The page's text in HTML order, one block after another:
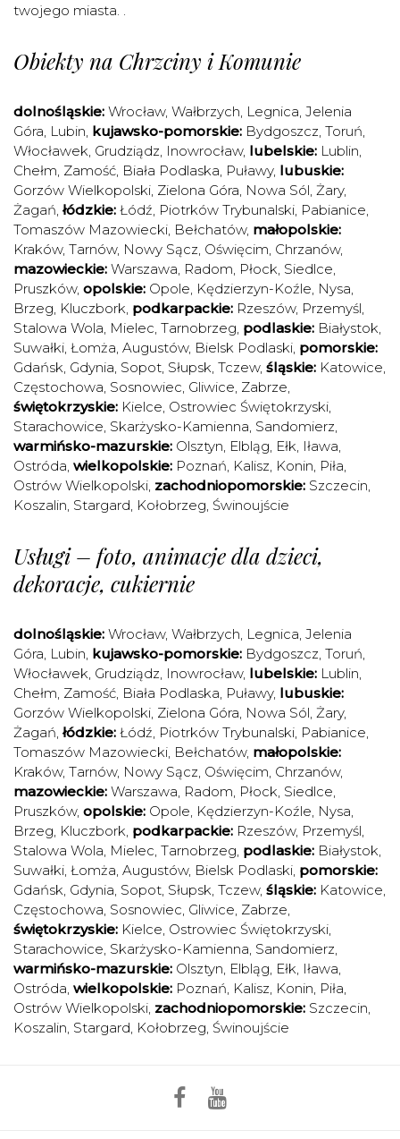
twojego miasta. .
Obiekty na Chrzciny i Komunie
dolnośląskie: Wrocław, Wałbrzych, Legnica, Jelenia
Góra, Lubin, kujawsko-pomorskie: Bydgoszcz, Toruń,
Włocławek, Grudziądz, Inowrocław, lubelskie: Lublin,
Chełm, Zamość, Biała Podlaska, Puławy, lubuskie:
Gorzów Wielkopolski, Zielona Góra, Nowa Sól, Żary,
Żagań, łódzkie: Łódź, Piotrków Trybunalski, Pabianice,
Tomaszów Mazowiecki, Bełchatów, małopolskie:
Kraków, Tarnów, Nowy Sącz, Oświęcim, Chrzanów,
mazowieckie: Warszawa, Radom, Płock, Siedlce,
Pruszków, opolskie: Opole, Kędzierzyn-Koźle, Nysa,
Brzeg, Kluczbork, podkarpackie: Rzeszów, Przemyśl,
Stalowa Wola, Mielec, Tarnobrzeg, podlaskie: Białystok,
Suwałki, Łomża, Augustów, Bielsk Podlaski, pomorskie:
Gdańsk, Gdynia, Sopot, Słupsk, Tczew, śląskie: Katowice,
Częstochowa, Sosnowiec, Gliwice, Zabrze,
świętokrzyskie: Kielce, Ostrowiec Świętokrzyski,
Starachowice, Skarżysko-Kamienna, Sandomierz,
warmińsko-mazurskie: Olsztyn, Elbląg, Ełk, Iława,
Ostróda, wielkopolskie: Poznań, Kalisz, Konin, Piła,
Ostrów Wielkopolski, zachodniopomorskie: Szczecin,
Koszalin, Stargard, Kołobrzeg, Świnoujście
Usługi – foto, animacje dla dzieci,
dekoracje, cukiernie
dolnośląskie: Wrocław, Wałbrzych, Legnica, Jelenia
Góra, Lubin, kujawsko-pomorskie: Bydgoszcz, Toruń,
Włocławek, Grudziądz, Inowrocław, lubelskie: Lublin,
Chełm, Zamość, Biała Podlaska, Puławy, lubuskie:
Gorzów Wielkopolski, Zielona Góra, Nowa Sól, Żary,
Żagań, łódzkie: Łódź, Piotrków Trybunalski, Pabianice,
Tomaszów Mazowiecki, Bełchatów, małopolskie:
Kraków, Tarnów, Nowy Sącz, Oświęcim, Chrzanów,
mazowieckie: Warszawa, Radom, Płock, Siedlce,
Pruszków, opolskie: Opole, Kędzierzyn-Koźle, Nysa,
Brzeg, Kluczbork, podkarpackie: Rzeszów, Przemyśl,
Stalowa Wola, Mielec, Tarnobrzeg, podlaskie: Białystok,
Suwałki, Łomża, Augustów, Bielsk Podlaski, pomorskie:
Gdańsk, Gdynia, Sopot, Słupsk, Tczew, śląskie: Katowice,
Częstochowa, Sosnowiec, Gliwice, Zabrze,
świętokrzyskie: Kielce, Ostrowiec Świętokrzyski,
Starachowice, Skarżysko-Kamienna, Sandomierz,
warmińsko-mazurskie: Olsztyn, Elbląg, Ełk, Iława,
Ostróda, wielkopolskie: Poznań, Kalisz, Konin, Piła,
Ostrów Wielkopolski, zachodniopomorskie: Szczecin,
Koszalin, Stargard, Kołobrzeg, Świnoujście